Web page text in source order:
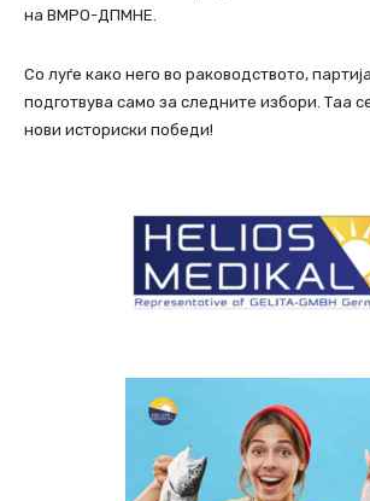
на ВМРО-ДПМНЕ.
Со луѓе како него во раководството,
подготвува само за следните избори. Таа
нови историски победи!